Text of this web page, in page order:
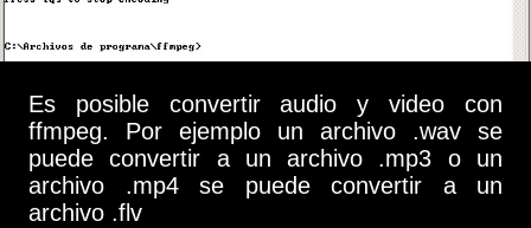
Es posible convertir audio y video con
ffmpeg. Por ejemplo un archivo .wav se
puede convertir a un archivo .mp3 o un
archivo .mp4 se puede convertir a un
archivo .flv